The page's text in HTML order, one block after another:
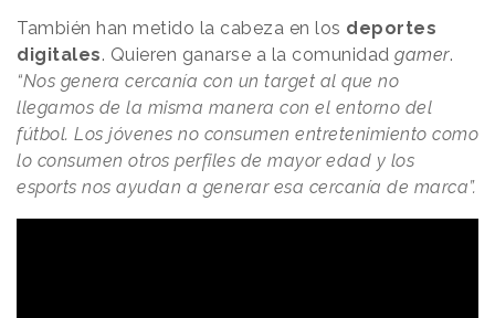
También han metido la cabeza en los deportes
digitales. Quieren ganarse a la comunidad gamer.
“Nos genera cercanía con un target al que no
llegamos de la misma manera con el entorno del
fútbol. Los jóvenes no consumen entretenimiento como
lo consumen otros perfiles de mayor edad y los
esports nos ayudan a generar esa cercanía de marca”.